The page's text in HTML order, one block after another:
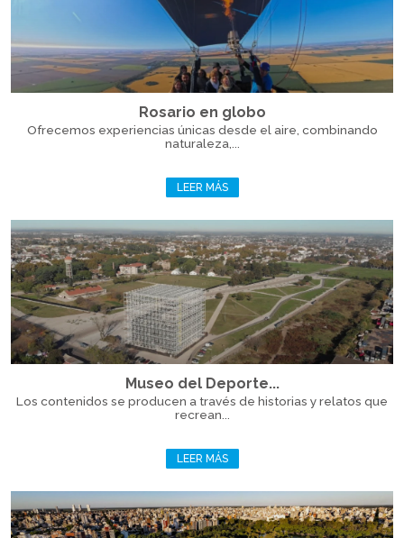
Rosario en globo
Ofrecemos experiencias únicas desde el aire, combinando
naturaleza,...
LEER MÁS
Museo del Deporte...
Los contenidos se producen a través de historias y relatos que
recrean...
LEER MÁS